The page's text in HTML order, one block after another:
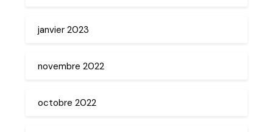
janvier 2023
novembre 2022
octobre 2022